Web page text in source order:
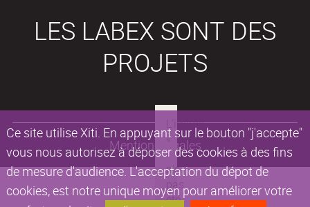
Ce site utilise Xiti. En appuyant sur le bouton "j'accepte"
vous nous autorisez à déposer des cookies à des fins
de mesure d'audience. L'acceptation du dépot de
cookies, est notre unique moyen pour améliorer votre
LES LABEX SONT DES
PROJETS
Mentions légales